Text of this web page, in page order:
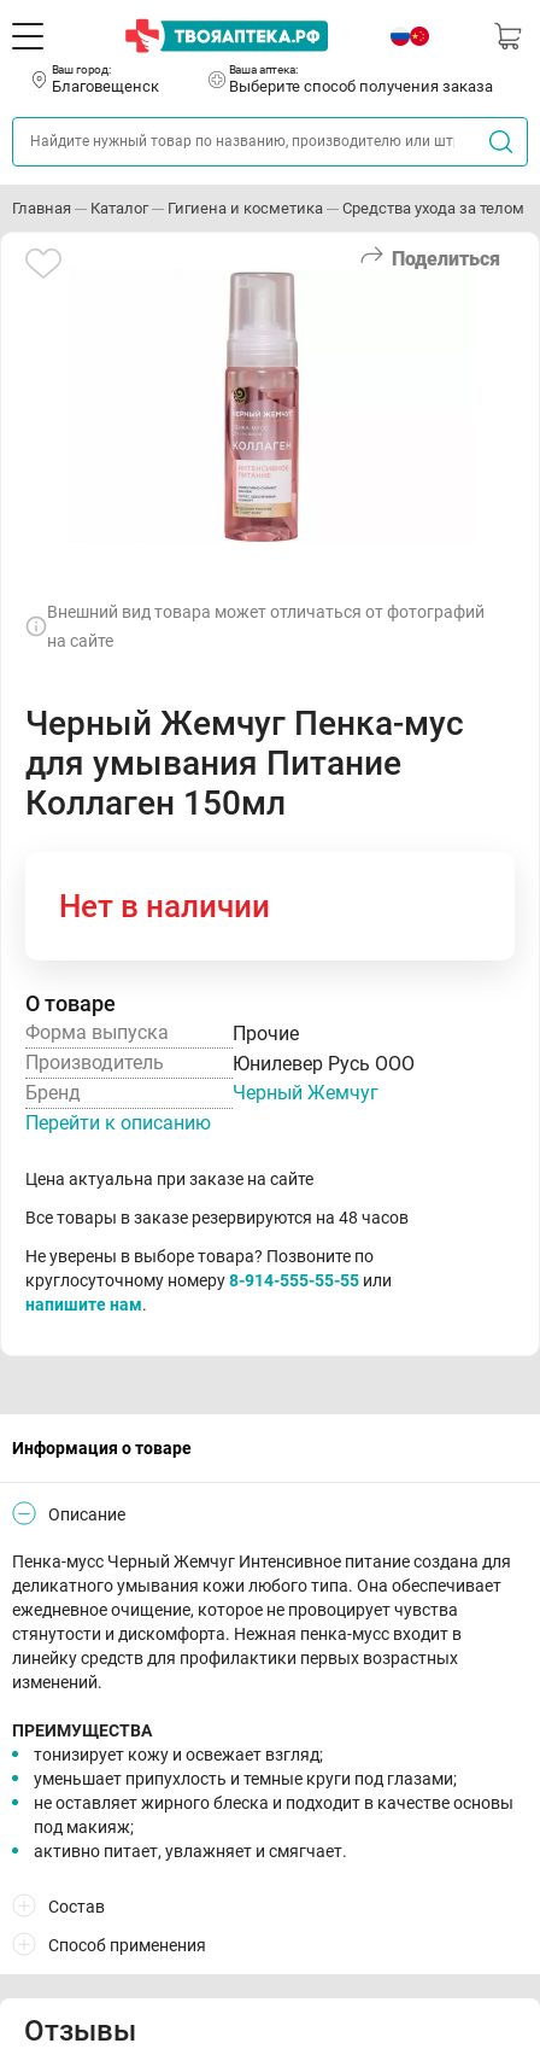
Ваш город:
Благовещенск
Ваша аптека:
Выберите способ получения заказа
Главная Каталог Гигиена и косметика Средства ухода за телом
Поделиться
Внешний вид товара может отличаться от фотографий
на сайте
Черный Жемчуг Пенка-мус
для умывания Питание
Коллаген 150мл
Нет в наличии
О товаре
Форма выпуска
Прочие
Производитель
Юнилевер Русь ООО
Бренд
Черный Жемчуг
Перейти к описанию
Цена актуальна при заказе на сайте
Все товары в заказе резервируются на 48 часов
Не уверены в выборе товара? Позвоните по
круглосуточному номеру8-914-555-55-55 или
напишите нам.
Информация о товаре
Описание
Пенка-мусс Черный Жемчуг Интенсивное питание создана для
деликатного умывания кожи любого типа. Она обеспечивает
ежедневное очищение, которое не провоцирует чувства
стянутости и дискомфорта. Нежная пенка-мусс входит в
линейку средств для профилактики первых возрастных
изменений.
ПРЕИМУЩЕСТВА
тонизирует кожу и освежает взгляд;
уменьшает припухлость и темные круги под глазами;
не оставляет жирного блеска и подходит в качестве основы
под макияж;
активно питает, увлажняет и смягчает.
Состав
Способ применения
Отзывы